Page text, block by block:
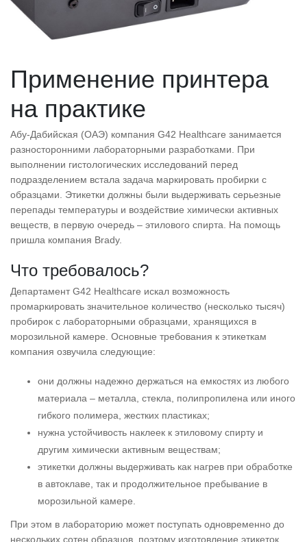
Применение принтера
на практике
Абу-Дабийская (ОАЭ) компания G42 Healthcare занимается
разносторонними лабораторными разработками. При
выполнении гистологических исследований перед
подразделением встала задача маркировать пробирки с
образцами. Этикетки должны были выдерживать серьезные
перепады температуры и воздействие химически активных
веществ, в первую очередь – этилового спирта. На помощь
пришла компания Brady.
Что требовалось?
Департамент G42 Healthcare искал возможность
промаркировать значительное количество (несколько тысяч)
пробирок с лабораторными образцами, хранящихся в
морозильной камере. Основные требования к этикеткам
компания озвучила следующие:
они должны надежно держаться на емкостях из любого
материала – металла, стекла, полипропилена или иного
гибкого полимера, жестких пластиках;
нужна устойчивость наклеек к этиловому спирту и
другим химически активным веществам;
этикетки должны выдерживать как нагрев при обработке
в автоклаве, так и продолжительное пребывание в
морозильной камере.
При этом в лабораторию может поступать одновременно до
нескольких сотен образцов, поэтому изготовление этикеток